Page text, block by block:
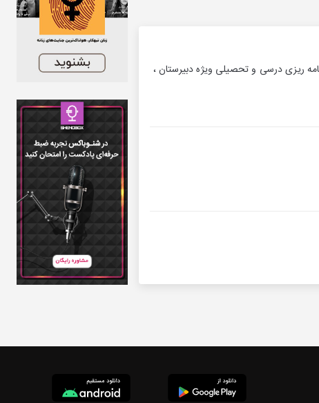
ریزی درسی و تحصیلی ویژه دبیرستان ،